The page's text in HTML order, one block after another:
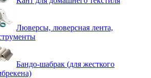
Люверсы, люверсная лента,
Бандо-шабрак (для жесткого